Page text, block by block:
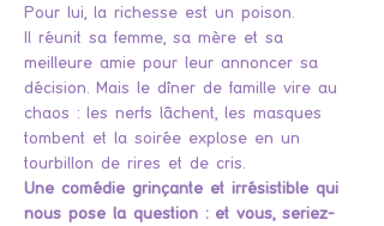
Pour lui, la richesse est un poison.
Il réunit sa femme, sa mère et sa
meilleure amie pour leur annoncer sa
décision. Mais le dîner de famille vire au
chaos : les nerfs lâchent, les masques
tombent et la soirée explose en un
tourbillon de rires et de cris.
Une comédie grinçante et irrésistible qui
nous pose la question : et vous, seriez-